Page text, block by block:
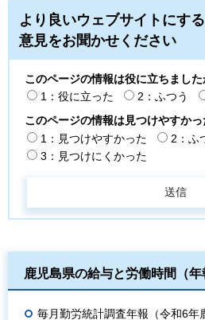
より良いウェブサイトにす
意見をお聞かせください
このページの情報は役に立ちました
1：役に立った
2：ふつう
このページの情報は見つけやすかっ
1：見つけやすかった
2：ふ
3：見つけにくかった
鹿児島県の給与と労働時間（年
毎月勤労統計調査年報（令和6年